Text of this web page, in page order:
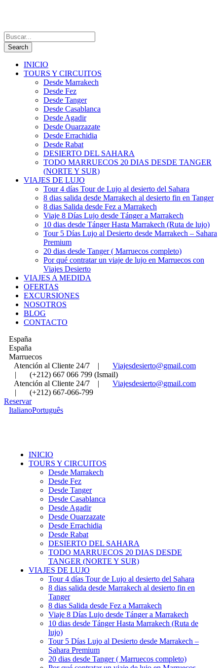
INICIO
TOURS Y CIRCUITOS
Desde Marrakech
Desde Fez
Desde Tanger
Desde Casablanca
Desde Agadir
Desde Ouarzazate
Desde Errachidia
Desde Rabat
DESIERTO DEL SAHARA
TODO MARRUECOS 20 DIAS DESDE TANGER
(NORTE Y SUR)
VIAJES DE LUJO
Tour 4 días Tour de Lujo al desierto del Sahara
8 dias salida desde Marrakech al desierto fin en Tanger
8 dias Salida desde Fez a Marrakech
Viaje 8 Días Lujo desde Tánger a Marrakech
10 dias desde Tánger Hasta Marrakech (Ruta de lujo)
Tour 5 Días Lujo al Desierto desde Marrakech – Sahara
Premium
20 dias desde Tanger ( Marruecos completo)
Por qué contratar un viaje de lujo en Marruecos con
Viajes Desierto
VIAJES A MEDIDA
OFERTAS
EXCURSIONES
NOSOTROS
BLOG
CONTACTO
España
España
Marruecos
Atención al Cliente 24/7
|
Viajesdesierto@gmail.com
|
(+212) 667 066 799 (Ismail)
Atención al Cliente 24/7
|
Viajesdesierto@gmail.com
|
(+212) 667-066-799
Reservar
ItalianoPortuguês
INICIO
TOURS Y CIRCUITOS
Desde Marrakech
Desde Fez
Desde Tanger
Desde Casablanca
Desde Agadir
Desde Ouarzazate
Desde Errachidia
Desde Rabat
DESIERTO DEL SAHARA
TODO MARRUECOS 20 DIAS DESDE
TANGER (NORTE Y SUR)
VIAJES DE LUJO
Tour 4 días Tour de Lujo al desierto del Sahara
8 dias salida desde Marrakech al desierto fin en
Tanger
8 dias Salida desde Fez a Marrakech
Viaje 8 Días Lujo desde Tánger a Marrakech
10 dias desde Tánger Hasta Marrakech (Ruta de
lujo)
Tour 5 Días Lujo al Desierto desde Marrakech –
Sahara Premium
20 dias desde Tanger ( Marruecos completo)